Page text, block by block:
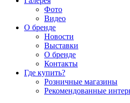
Фото
Видео
О бренде
Новости
Выставки
О бренде
Контакты
Где купить?
Розничные магазины
Рекомендованные